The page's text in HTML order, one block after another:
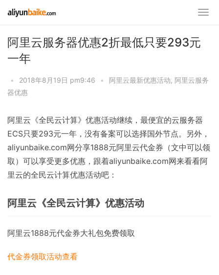
阿里云服务器优惠2折最低只要293元
一年
• 2018年8月19日 pm9:46 • 阿里云最新优惠活动, 阿里云服务
器优惠
阿里云《全民云计算》优惠活动继续，最便宜的云服务器
ECS只要293元一年，没有备案可以选择国外节点。另外，
aliyunbaike.com网分享1888元阿里云代金券（文中可以领
取）可以享受更多优惠，跟着aliyunbaike.com网来看看阿
里云的全民云计算优惠活动吧：
阿里云《全民云计算》优惠活动
阿里云1888元代金券大礼包免费领取
代金券领取活动查看